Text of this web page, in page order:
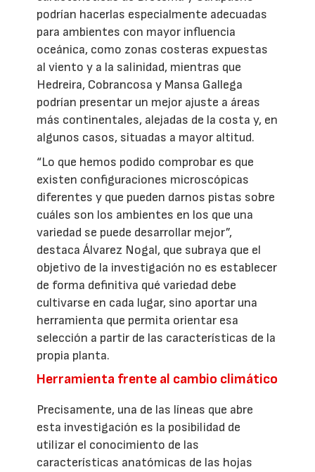
podrían hacerlas especialmente adecuadas
para ambientes con mayor influencia
oceánica, como zonas costeras expuestas
al viento y a la salinidad, mientras que
Hedreira, Cobrancosa y Mansa Gallega
podrían presentar un mejor ajuste a áreas
más continentales, alejadas de la costa y, en
algunos casos, situadas a mayor altitud.
“Lo que hemos podido comprobar es que
existen configuraciones microscópicas
diferentes y que pueden darnos pistas sobre
cuáles son los ambientes en los que una
variedad se puede desarrollar mejor”,
destaca Álvarez Nogal, que subraya que el
objetivo de la investigación no es establecer
de forma definitiva qué variedad debe
cultivarse en cada lugar, sino aportar una
herramienta que permita orientar esa
selección a partir de las características de la
propia planta.
Herramienta frente al cambio climático
Precisamente, una de las líneas que abre
esta investigación es la posibilidad de
utilizar el conocimiento de las
características anatómicas de las hojas